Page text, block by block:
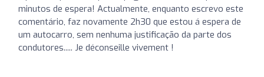
minutos de espera! Actualmente, enquanto escrevo este
comentário, faz novamente 2h30 que estou á espera de
um autocarro, sem nenhuma justificação da parte dos
condutores..... Je déconseille vivement !